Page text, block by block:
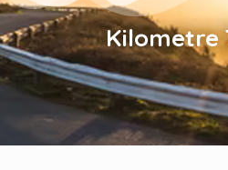
Kilometre